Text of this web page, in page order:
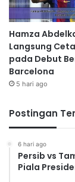
Hamza
Langsung
pada Debut
Barcelona
5 hari ago
Postingan
6 hari ago
Persib vs
Piala